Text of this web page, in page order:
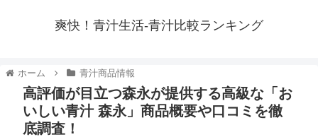
爽快！青汁生活-青汁比較ランキング
高評価が目立つ森永が提供する高級な「お
いしい青汁 森永」商品概要や口コミを徹
底調査！
ホーム 青汁商品情報